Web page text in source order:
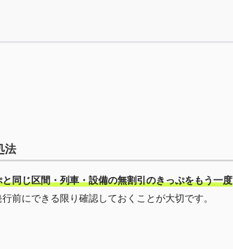
法
同じ区間・列車・設備の無割引のきっぷをもう一度
前にできる限り確認しておくことが大切です。